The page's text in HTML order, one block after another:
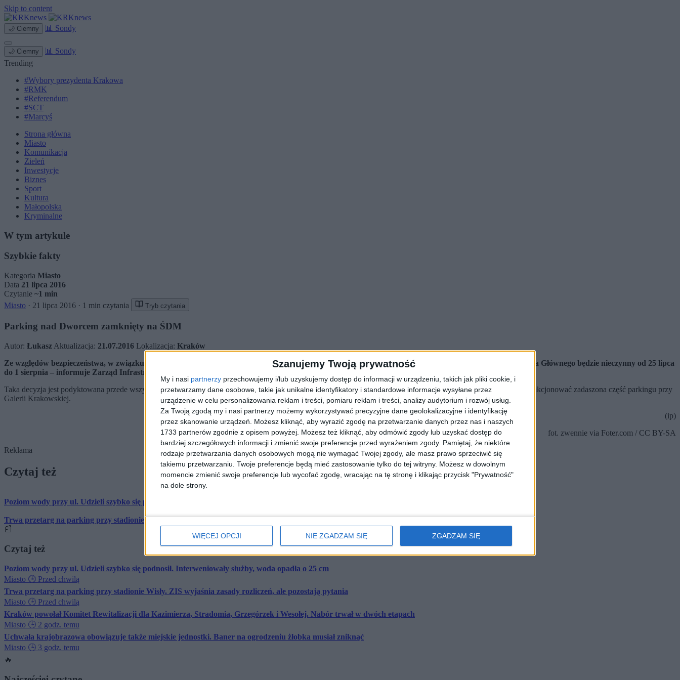
Szanujemy Twoją prywatność
My i nasi partnerzy przechowujemy i/lub uzyskujemy dostęp do informacji w urządzeniu, takich jak pliki cookie, i
przetwarzamy dane osobowe, takie jak unikalne identyfikatory i standardowe informacje wysyłane przez
urządzenie w celu personalizowania reklam i treści, pomiaru reklam i treści, analizy audytorium i rozwój usług.
Za Twoją zgodą my i nasi partnerzy możemy wykorzystywać precyzyjne dane geolokalizacyjne i identyfikację
przez skanowanie urządzeń. Możesz kliknąć, aby wyrazić zgodę na przetwarzanie danych przez nas i naszych
1733 partnerów zgodnie z opisem powyżej. Możesz też kliknąć, aby odmówić zgody lub uzyskać dostęp do
bardziej szczegółowych informacji i zmienić swoje preferencje przed wyrażeniem zgody. Pamiętaj, że niektóre
rodzaje przetwarzania danych osobowych mogą nie wymagać Twojej zgody, ale masz prawo sprzeciwić się
takiemu przetwarzaniu. Twoje preferencje będą mieć zastosowanie tylko do tej witryny. Możesz w dowolnym
momencie zmienić swoje preferencje lub wycofać zgodę, wracając na tę stronę i klikając przycisk "Prywatność"
na dole strony.
WIĘCEJ OPCJI NIE ZGADZAM SIĘ ZGADZAM SIĘ
Skip to content
🌙 Ciemny 📊 Sondy
🌙 Ciemny 📊 Sondy
Trending
#Wybory prezydenta Krakowa
#RMK
#Referendum
#SCT
#Marcyś
Strona główna
Miasto
Komunikacja
Zieleń
Inwestycje
Biznes
Sport
Kultura
Małopolska
Kryminalne
W tym artykule
Szybkie fakty
Kategoria Miasto
Data 21 lipca 2016
Czytanie ~1 min
Miasto · 21 lipca 2016 · 1 min czytania Tryb czytania
Parking nad Dworcem zamknięty na ŚDM
Autor: Łukasz Aktualizacja: 21.07.2016 Lokalizacja: Kraków
Ze względów bezpieczeństwa, w związku ze wzmożonym ruchem podróżnych i pielgrzymów podczas Światowych Dni Młodzieży, parking nad płytą Dworca Głównego będzie nieczynny od 25 lipca
do 1 sierpnia – informuje Zarząd Infrastruktury Komunalnej i Transportu.
Taka decyzja jest podyktowana przede wszystkim względami bezpieczeństwa oraz z powodu zmiany organizacji ruchu w rejonie dworca. Normalnie natomiast ma funkcjonować zadaszona część parkingu przy
Galerii Krakowskiej.
(ip)
fot. zwennie via Foter.com / CC BY-SA
Reklama
Czytaj też
Poziom wody przy ul. Udzieli szybko się podnosił. Interweniowały służby, woda opadła o 25 cm
Trwa przetarg na parking przy stadionie Wisły. ZIS wyjaśnia zasady rozliczeń, ale pozostają pytania
📰
Czytaj też
Poziom wody przy ul. Udzieli szybko się podnosił. Interweniowały służby, woda opadła o 25 cm
Miasto 🕒 Przed chwilą
Trwa przetarg na parking przy stadionie Wisły. ZIS wyjaśnia zasady rozliczeń, ale pozostają pytania
Miasto 🕒 Przed chwilą
Kraków powołał Komitet Rewitalizacji dla Kazimierza, Stradomia, Grzegórzek i Wesołej. Nabór trwał w dwóch etapach
Miasto 🕒 2 godz. temu
Uchwała krajobrazowa obowiązuje także miejskie jednostki. Baner na ogrodzeniu żłobka musiał zniknąć
Miasto 🕒 3 godz. temu
🔥